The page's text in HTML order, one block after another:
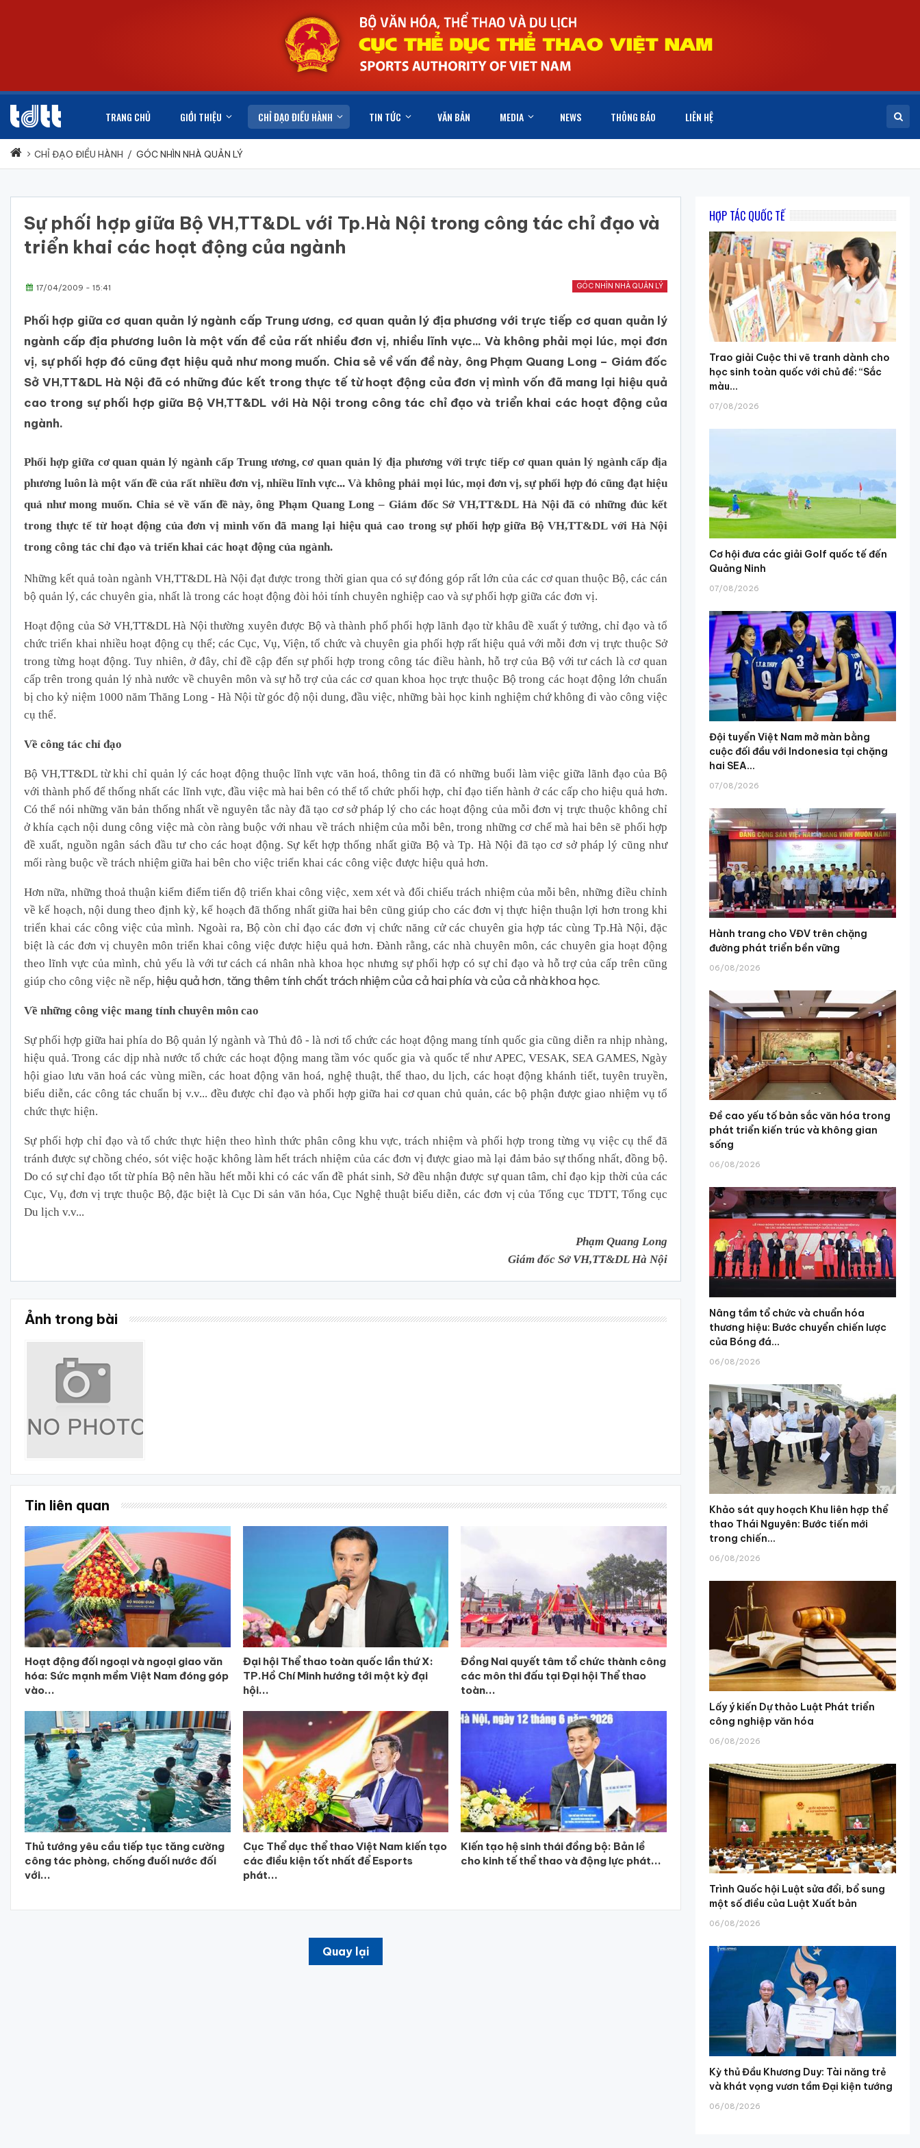
TRANG CHỦ GIỚI THIỆU CHỈ ĐẠO ĐIỀU HÀNH TIN TỨC VĂN BẢN MEDIA NEWS THÔNG BÁO LIÊN HỆ
CHỈ ĐẠO ĐIỀU HÀNH / GÓC NHÌN NHÀ QUẢN LÝ
Sự phối hợp giữa Bộ VH,TT&DL với Tp.Hà Nội trong công tác chỉ đạo và
triển khai các hoạt động của ngành
GÓC NHÌN NHÀ QUẢN LÝ
17/04/2009 - 15:41
Phối hợp giữa cơ quan quản lý ngành cấp Trung ương, cơ quan quản lý địa phương với trực tiếp cơ quan quản lý
ngành cấp địa phương luôn là một vấn đề của rất nhiều đơn vị, nhiều lĩnh vực... Và không phải mọi lúc, mọi đơn
vị, sự phối hợp đó cũng đạt hiệu quả như mong muốn. Chia sẻ về vấn đề này, ông Phạm Quang Long – Giám đốc
Sở VH,TT&DL Hà Nội đã có những đúc kết trong thực tế từ hoạt động của đơn vị mình vốn đã mang lại hiệu quả
cao trong sự phối hợp giữa Bộ VH,TT&DL với Hà Nội trong công tác chỉ đạo và triển khai các hoạt động của
ngành.
Phối hợp giữa cơ quan quản lý ngành cấp Trung ương, cơ quan quản lý địa phương với trực tiếp cơ quan quản lý ngành cấp địa
phương luôn là một vấn đề của rất nhiều đơn vị, nhiều lĩnh vực... Và không phải mọi lúc, mọi đơn vị, sự phối hợp đó cũng đạt hiệu
quả như mong muốn. Chia sẻ về vấn đề này, ông Phạm Quang Long – Giám đốc Sở VH,TT&DL Hà Nội đã có những đúc kết
trong thực tế từ hoạt động của đơn vị mình vốn đã mang lại hiệu quả cao trong sự phối hợp giữa Bộ VH,TT&DL với Hà Nội
trong công tác chỉ đạo và triển khai các hoạt động của ngành.
Những kết quả toàn ngành VH,TT&DL Hà Nội đạt được trong thời gian qua có sự đóng góp rất lớn của các cơ quan thuộc Bộ, các cán
bộ quản lý, các chuyên gia, nhất là trong các hoạt động đòi hỏi tính chuyên nghiệp cao và sự phối hợp giữa các đơn vị.
Hoạt động của Sở VH,TT&DL Hà Nội thường xuyên được Bộ và thành phố phối hợp lãnh đạo từ khâu đề xuất ý tưởng, chỉ đạo và tổ
chức triển khai nhiều hoạt động cụ thể; các Cục, Vụ, Viện, tổ chức và chuyên gia phối hợp rất hiệu quả với mỗi đơn vị trực thuộc Sở
trong từng hoạt động. Tuy nhiên, ở đây, chỉ đề cập đến sự phối hợp trong công tác điều hành, hỗ trợ của Bộ với tư cách là cơ quan
cấp trên trong quản lý nhà nước về chuyên môn và sự hỗ trợ của các cơ quan khoa học trực thuộc Bộ trong các hoạt động lớn chuẩn
bị cho kỷ niệm 1000 năm Thăng Long - Hà Nội từ góc độ nội dung, đầu việc, những bài học kinh nghiệm chứ không đi vào công việc
cụ thể.
Về công tác chỉ đạo
Bộ VH,TT&DL từ khi chỉ quản lý các hoạt động thuộc lĩnh vực văn hoá, thông tin đã có những buổi làm việc giữa lãnh đạo của Bộ
với thành phố để thống nhất các lĩnh vực, đầu việc mà hai bên có thể tổ chức phối hợp, chỉ đạo tiến hành ở các cấp cho hiệu quả hơn.
Có thể nói những văn bản thống nhất về nguyên tắc này đã tạo cơ sở pháp lý cho các hoạt động của mỗi đơn vị trực thuộc không chỉ
ở khía cạch nội dung công việc mà còn ràng buộc với nhau về trách nhiệm của mỗi bên, trong những cơ chế mà hai bên sẽ phối hợp
đề xuất, nguồn ngân sách đầu tư cho các hoạt động. Sự kết hợp thống nhất giữa Bộ và Tp. Hà Nội đã tạo cơ sở pháp lý cũng như
mối ràng buộc về trách nhiệm giữa hai bên cho việc triển khai các công việc được hiệu quả hơn.
Hơn nữa, những thoả thuận kiểm điểm tiến độ triển khai công việc, xem xét và đối chiếu trách nhiệm của mỗi bên, những điều chỉnh
về kế hoạch, nội dung theo định kỳ, kế hoạch đã thống nhất giữa hai bên cũng giúp cho các đơn vị thực hiện thuận lợi hơn trong khi
triển khai các công việc của mình. Ngoài ra, Bộ còn chỉ đạo các đơn vị chức năng cử các chuyên gia hợp tác cùng Tp.Hà Nội, đặc
biệt là các đơn vị chuyên môn triển khai công việc được hiệu quả hơn. Đành rằng, các nhà chuyên môn, các chuyên gia hoạt động
theo lĩnh vực của mình, chủ yếu là với tư cách cá nhân nhà khoa học nhưng sự phối hợp có sự chỉ đạo và hỗ trợ của cấp trên cũng
giúp cho công việc nề nếp, hiệu quả hơn, tăng thêm tính chất trách nhiệm của cả hai phía và của cả nhà khoa học.
Về những công việc mang tính chuyên môn cao
Sự phối hợp giữa hai phía do Bộ quản lý ngành và Thủ đô - là nơi tổ chức các hoạt động mang tính quốc gia cũng diễn ra nhịp nhàng,
hiệu quả. Trong các dịp nhà nước tổ chức các hoạt động mang tầm vóc quốc gia và quốc tế như APEC, VESAK, SEA GAMES, Ngày
hội giao lưu văn hoá các vùng miền, các hoat động văn hoá, nghệ thuật, thể thao, du lịch, các hoạt động khánh tiết, tuyên truyền,
biểu diễn, các công tác chuẩn bị v.v... đều được chỉ đạo và phối hợp giữa hai cơ quan chủ quản, các bộ phận được giao nhiệm vụ tổ
chức thực hiện.
Sự phối hợp chỉ đạo và tổ chức thực hiện theo hình thức phân công khu vực, trách nhiệm và phối hợp trong từng vụ việc cụ thể đã
tránh được sự chồng chéo, sót việc hoặc không làm hết trách nhiệm của các đơn vị được giao mà lại đảm bảo sự thống nhất, đồng bộ.
Do có sự chỉ đạo tốt từ phía Bộ nên hầu hết mỗi khi có các vấn đề phát sinh, Sở đều nhận được sự quan tâm, chỉ đạo kịp thời của các
Cục, Vụ, đơn vị trực thuộc Bộ, đặc biệt là Cục Di sản văn hóa, Cục Nghệ thuật biểu diễn, các đơn vị của Tổng cục TDTT, Tổng cục
Du lịch v.v...
Phạm Quang Long
Giám đốc Sở VH,TT&DL Hà Nội
Ảnh trong bài
Tin liên quan
Hoạt động đối ngoại và ngoại giao văn
hóa: Sức mạnh mềm Việt Nam đóng góp
vào...
Đại hội Thể thao toàn quốc lần thứ X:
TP.Hồ Chí Minh hướng tới một kỳ đại
hội...
Đồng Nai quyết tâm tổ chức thành công
các môn thi đấu tại Đại hội Thể thao
toàn...
Thủ tướng yêu cầu tiếp tục tăng cường
công tác phòng, chống đuối nước đối
với...
Cục Thể dục thể thao Việt Nam kiến tạo
các điều kiện tốt nhất để Esports
phát...
Kiến tạo hệ sinh thái đồng bộ: Bản lề
cho kinh tế thể thao và động lực phát...
Quay lại
HỢP TÁC QUỐC TẾ
Trao giải Cuộc thi vẽ tranh dành cho
học sinh toàn quốc với chủ đề: “Sắc
màu...
07/08/2026
Cơ hội đưa các giải Golf quốc tế đến
Quảng Ninh
07/08/2026
Đội tuyển Việt Nam mở màn bằng
cuộc đối đầu với Indonesia tại chặng
hai SEA...
07/08/2026
Hành trang cho VĐV trên chặng
đường phát triển bền vững
06/08/2026
Đề cao yếu tố bản sắc văn hóa trong
phát triển kiến trúc và không gian
sống
06/08/2026
Nâng tầm tổ chức và chuẩn hóa
thương hiệu: Bước chuyển chiến lược
của Bóng đá...
06/08/2026
Khảo sát quy hoạch Khu liên hợp thể
thao Thái Nguyên: Bước tiến mới
trong chiến...
06/08/2026
Lấy ý kiến Dự thảo Luật Phát triển
công nghiệp văn hóa
06/08/2026
Trình Quốc hội Luật sửa đổi, bổ sung
một số điều của Luật Xuất bản
06/08/2026
Kỳ thủ Đầu Khương Duy: Tài năng trẻ
và khát vọng vươn tầm Đại kiện tướng
06/08/2026